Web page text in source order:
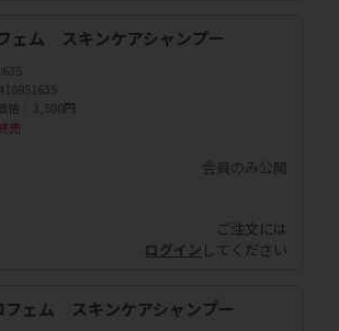
ェム スキンケアシャンプー
格
3,500円
売
会員のみ公開
ご注文には
ログイン してください
ェム スキンケアシャンプー